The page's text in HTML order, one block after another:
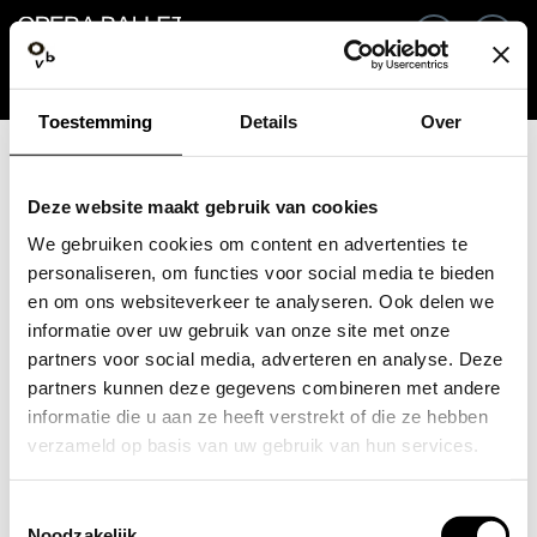
Toestemming Details Over
Deze website maakt gebruik van cookies
We gebruiken cookies om content en advertenties te
personaliseren, om functies voor social media te bieden
en om ons websiteverkeer te analyseren. Ook delen we
informatie over uw gebruik van onze site met onze
partners voor social media, adverteren en analyse. Deze
partners kunnen deze gegevens combineren met andere
informatie die u aan ze heeft verstrekt of die ze hebben
verzameld op basis van uw gebruik van hun services.
Wachtwoord Wachtwoord vergeten?
Account maken